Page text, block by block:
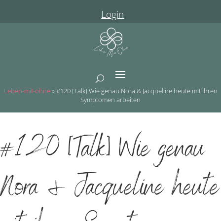
Login
Leben-mit-ohne» #120 [Talk] Wie genau Nora & Jacqueline heute mit ihren
Symptomen arbeiten
#120 [Talk] Wie genau
Nora & Jacqueline heute